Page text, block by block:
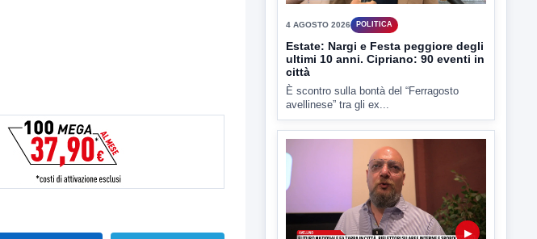
4 AGOSTO 2026 POLITICA
Estate: Nargi e Festa peggiore degli
ultimi 10 anni. Cipriano: 90 eventi in
città
È scontro sulla bontà del “Ferragosto
avellinese” tra gli ex...
▶